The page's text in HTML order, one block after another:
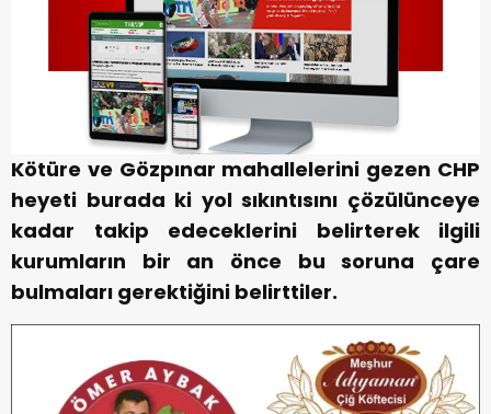
Kötüre ve Gözpınar mahallelerini gezen CHP
heyeti burada ki yol sıkıntısını çözülünceye
kadar takip edeceklerini belirterek ilgili
kurumların bir an önce bu soruna çare
bulmaları gerektiğini belirttiler.